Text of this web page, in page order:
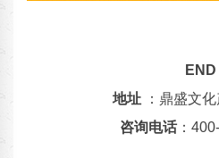
END
地址 ：鼎盛文
咨询电话：